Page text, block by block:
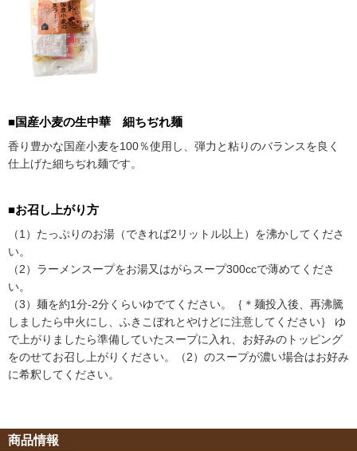
■国産小麦の生中華 細ちぢれ麺
香り豊かな国産小麦を100％使用し、弾力と粘りのバランスを良く
仕上げた細ちぢれ麺です。
■お召し上がり方
（1）たっぷりのお湯（できれば2リットル以上）を沸かしてくださ
い。
（2）ラーメンスープをお湯又はがらスープ300ccで薄めてくださ
い。
（3）麺を約1分-2分くらいゆでてください。｛＊麺投入後、再沸騰
しましたら中火にし、ふきこぼれとやけどに注意してください｝ ゆ
で上がりましたら準備していたスープに入れ、お好みのトッピング
をのせてお召し上がりください。（2）のスープが濃い場合はお好み
に希釈してください。